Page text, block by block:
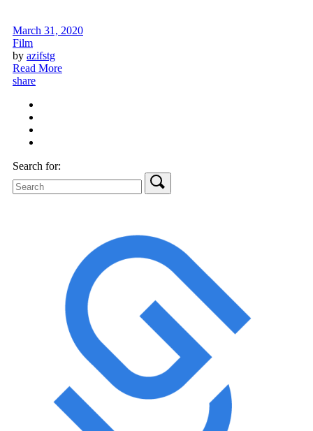
March 31, 2020
Film
by azifstg
Read More
share
Search for: